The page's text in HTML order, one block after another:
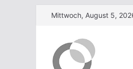
SkipMittwoch, August 5,